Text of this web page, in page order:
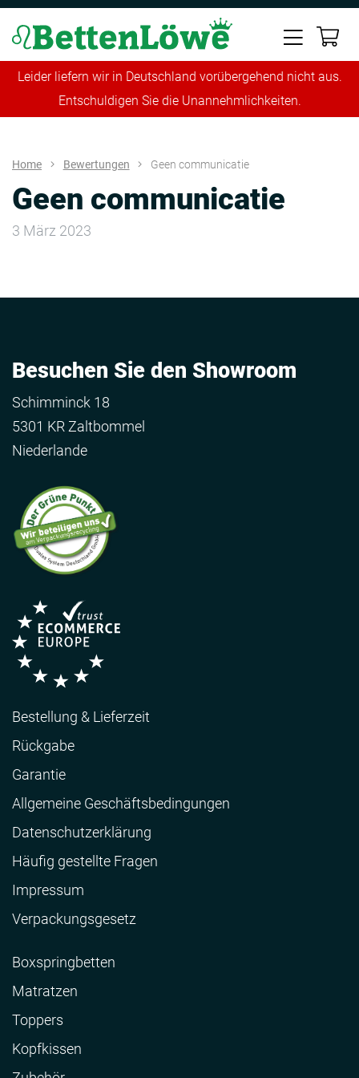
Leider liefern wir in Deutschland vorübergehend nicht aus.
Entschuldigen Sie die Unannehmlichkeiten.
Home Bewertungen Geen communicatie
Geen communicatie
3 März 2023
Besuchen Sie den Showroom
Schimminck 18
5301 KR Zaltbommel
Niederlande
Bestellung & Lieferzeit
Rückgabe
Garantie
Allgemeine Geschäftsbedingungen
Datenschutzerklärung
Häufig gestellte Fragen
Impressum
Verpackungsgesetz
Boxspringbetten
Matratzen
Toppers
Kopfkissen